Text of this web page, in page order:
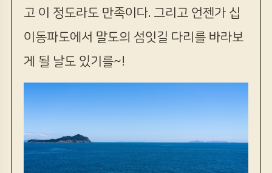
고 이 정도라도 만족이다. 그리고 언젠가 십
이동파도에서 말도의 섬잇길 다리를 바라보
게 될 날도 있기를~!